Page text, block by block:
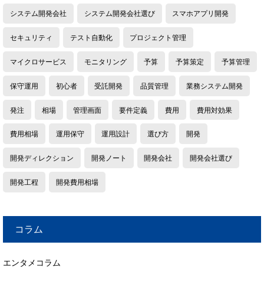
システム開発会社 システム開発会社選び スマホアプリ開発
セキュリティ テスト自動化 プロジェクト管理
マイクロサービス モニタリング 予算 予算策定 予算管理
保守運用 初心者 受託開発 品質管理 業務システム開発
発注 相場 管理画面 要件定義 費用 費用対効果
費用相場 運用保守 運用設計 選び方 開発
開発ディレクション 開発ノート 開発会社 開発会社選び
開発工程 開発費用相場
コラム
エンタメコラム